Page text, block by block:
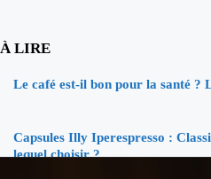
À LIRE
Le café est-il bon pour la santé ?
Capsules Illy Iperespresso :
lequel choisir ?